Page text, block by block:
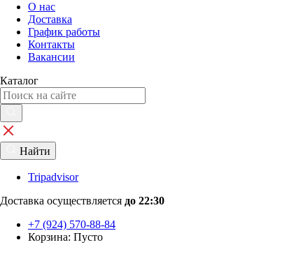
О нас
Доставка
График работы
Контакты
Вакансии
Каталог
Найти
Tripadvisor
Доставка осуществляется до 22:30
+7 (924) 570-88-84
Корзина: Пусто